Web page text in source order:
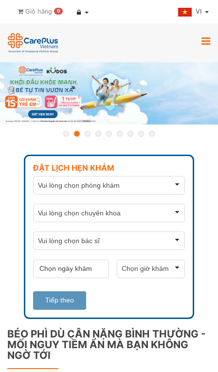
Giỏ hàng 0 VI
ĐẶT LỊCH HẸN KHÁM
Tiếp theo
BÉO PHÌ DÙ CÂN NẶNG BÌNH THƯỜNG -
MỐI NGUY TIỀM ẨN MÀ BẠN KHÔNG
NGỜ TỚI